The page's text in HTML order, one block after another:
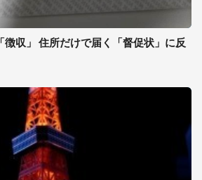
徴収」 住所だけで届く「督促状」に反